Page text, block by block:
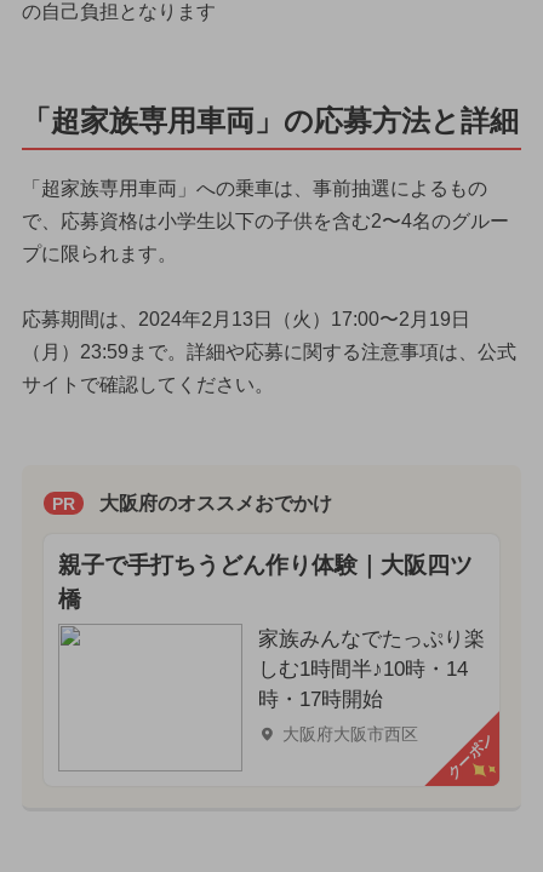
の自己負担となります
「超家族専用車両」の応募方法と詳細
「超家族専用車両」への乗車は、事前抽選によるもの
で、応募資格は小学生以下の子供を含む2〜4名のグルー
プに限られます。
応募期間は、2024年2月13日（火）17:00〜2月19日
（月）23:59まで。詳細や応募に関する注意事項は、公式
サイトで確認してください。
PR 大阪府のオススメおでかけ
親子で手打ちうどん作り体験｜大阪四ツ
橋
家族みんなでたっぷり楽
しむ1時間半♪10時・14
時・17時開始
大阪府大阪市西区 クーポン